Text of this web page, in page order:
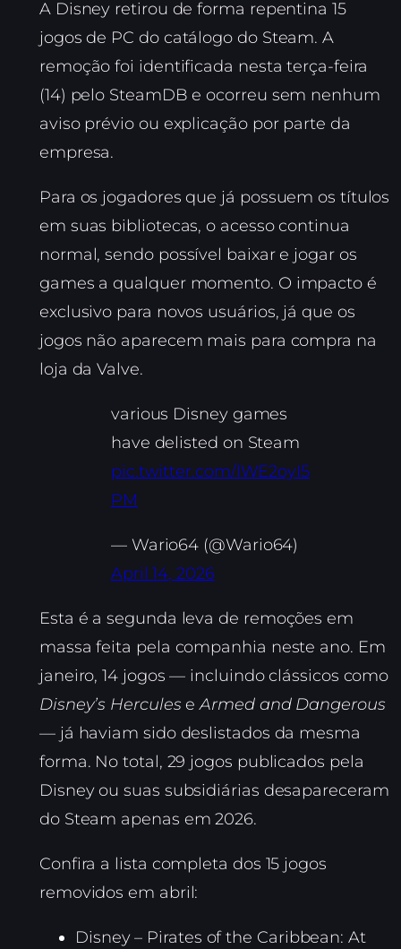
A Disney retirou de forma repentina 15
jogos de PC do catálogo do Steam. A
remoção foi identificada nesta terça-feira
(14) pelo SteamDB e ocorreu sem nenhum
aviso prévio ou explicação por parte da
empresa.
Para os jogadores que já possuem os títulos
em suas bibliotecas, o acesso continua
normal, sendo possível baixar e jogar os
games a qualquer momento. O impacto é
exclusivo para novos usuários, já que os
jogos não aparecem mais para compra na
loja da Valve.
various Disney games
have delisted on Steam
pic.twitter.com/lWE2oyI5
PM
— Wario64 (@Wario64)
April 14, 2026
Esta é a segunda leva de remoções em
massa feita pela companhia neste ano. Em
janeiro, 14 jogos — incluindo clássicos como
Disney’s Hercules eArmed and Dangerous
— já haviam sido deslistados da mesma
forma. No total, 29 jogos publicados pela
Disney ou suas subsidiárias desapareceram
do Steam apenas em 2026.
Confira a lista completa dos 15 jogos
removidos em abril:
Disney – Pirates of the Caribbean: At